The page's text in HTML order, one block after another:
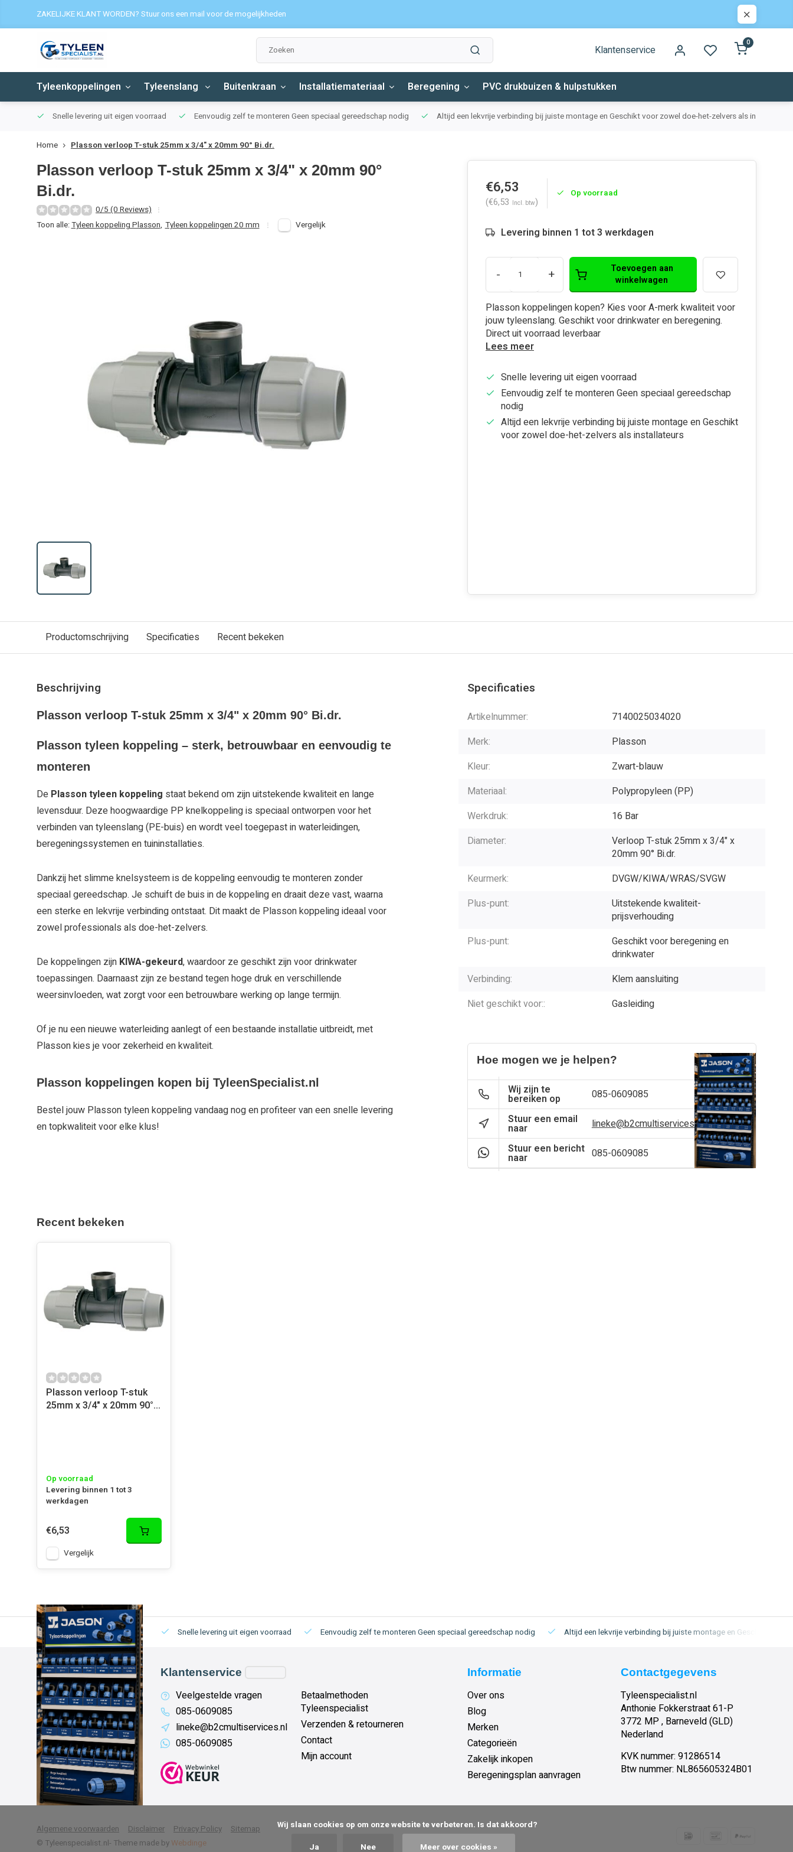
ZAKELIJKE KLANT WORDEN? Stuur ons een mail voor de mogelijkheden
Klantenservice
0
Tyleenkoppelingen Tyleenslang Buitenkraan Installatiemateriaal Beregening PVC drukbuizen & hulpstukken
Snelle levering uit eigen voorraad Eenvoudig zelf te monteren Geen speciaal gereedschap nodig Altijd een lekvrije verbinding bij juiste montage en Geschikt voor zowel doe-het-zelvers als installateurs
Home Plasson verloop T-stuk 25mm x 3/4" x 20mm 90° Bi.dr.
Plasson verloop T-stuk 25mm x 3/4" x 20mm 90°
Bi.dr.
0/5 (0 Reviews)
Toon alle:Tyleen koppeling Plasson, Tyleen koppelingen 20 mm Vergelijk
€6,53
(€6,53 Incl. btw)
Op voorraad
Levering binnen 1 tot 3 werkdagen
- +
Toevoegen aan
winkelwagen
Plasson koppelingen kopen? Kies voor A-merk kwaliteit voor
jouw tyleenslang. Geschikt voor drinkwater en beregening.
Direct uit voorraad leverbaar
Lees meer
Snelle levering uit eigen voorraad
Eenvoudig zelf te monteren Geen speciaal gereedschap
nodig
Altijd een lekvrije verbinding bij juiste montage en Geschikt
voor zowel doe-het-zelvers als installateurs
Productomschrijving Specificaties Recent bekeken
Beschrijving
Plasson verloop T-stuk 25mm x 3/4" x 20mm 90° Bi.dr.
Plasson tyleen koppeling – sterk, betrouwbaar en eenvoudig te
monteren
De Plassontyleen koppeling staat bekend om zijn uitstekende kwaliteit en lange
levensduur. Deze hoogwaardige PP knelkoppeling is speciaal ontworpen voor het
verbinden van tyleenslang (PE-buis) en wordt veel toegepast in waterleidingen,
beregeningssystemen en tuininstallaties.
Dankzij het slimme knelsysteem is de koppeling eenvoudig te monteren zonder
speciaal gereedschap. Je schuift de buis in de koppeling en draait deze vast, waarna
een sterke en lekvrije verbinding ontstaat. Dit maakt de Plasson koppeling ideaal voor
zowel professionals als doe-het-zelvers.
De koppelingen zijn KIWA-gekeurd, waardoor ze geschikt zijn voor drinkwater
toepassingen. Daarnaast zijn ze bestand tegen hoge druk en verschillende
weersinvloeden, wat zorgt voor een betrouwbare werking op lange termijn.
Of je nu een nieuwe waterleiding aanlegt of een bestaande installatie uitbreidt, met
Plasson kies je voor zekerheid en kwaliteit.
Plasson koppelingen kopen bij TyleenSpecialist.nl
Bestel jouw Plasson tyleen koppeling vandaag nog en profiteer van een snelle levering
en topkwaliteit voor elke klus!
Specificaties
Artikelnummer:
7140025034020
Merk:
Plasson
Kleur:
Zwart-blauw
Materiaal:
Polypropyleen (PP)
Werkdruk:
16 Bar
Diameter:
Verloop T-stuk 25mm x 3/4" x
20mm 90° Bi.dr.
Keurmerk:
DVGW/KIWA/WRAS/SVGW
Plus-punt:
Uitstekende kwaliteit-
prijsverhouding
Plus-punt:
Geschikt voor beregening en
drinkwater
Verbinding:
Klem aansluiting
Niet geschikt voor::
Gasleiding
Hoe mogen we je helpen?
Wij zijn te
bereiken op
085-0609085
Stuur een email
naar
lineke@b2cmultiservices.nl
Stuur een bericht
naar 085-0609085
Recent bekeken
Plasson verloop T-stuk
25mm x 3/4" x 20mm 90°
Op voorraad
Levering binnen 1 tot 3
werkdagen
€6,53
Vergelijk
Snelle levering uit eigen voorraad Eenvoudig zelf te monteren Geen speciaal gereedschap nodig Altijd een lekvrije verbinding bij juiste montage en Geschikt voor
Klantenservice
Veelgestelde vragen
085-0609085
lineke@b2cmultiservices.nl
085-0609085
Betaalmethoden
Tyleenspecialist
Verzenden & retourneren
Contact
Mijn account
Informatie
Over ons
Blog
Merken
Categorieën
Zakelijk inkopen
Beregeningsplan aanvragen
Contactgegevens
Tyleenspecialist.nl
Anthonie Fokkerstraat 61-P
3772 MP , Barneveld (GLD)
Nederland
KVK nummer: 91286514
Btw nummer: NL865605324B01
Algemene voorwaarden Disclaimer Privacy Policy
Sitemap
© Tyleenspecialist.nl- Theme made by Webdinge
            Wij slaan cookies op om onze website te verbeteren. Is dat akkoord?
Ja
Nee Meer over cookies »